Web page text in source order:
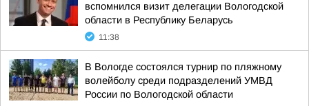
вспомнился визит делегации Вологодской
области в Республику Беларусь
11:38
В Вологде состоялся турнир по пляжному
волейболу среди подразделений УМВД
России по Вологодской области